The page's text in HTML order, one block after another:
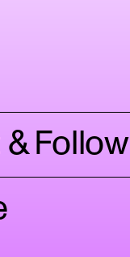
Follow